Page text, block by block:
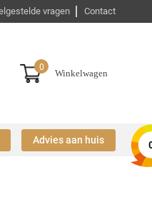
vragen Contact
0
Winkelwagen
Advies aan huis